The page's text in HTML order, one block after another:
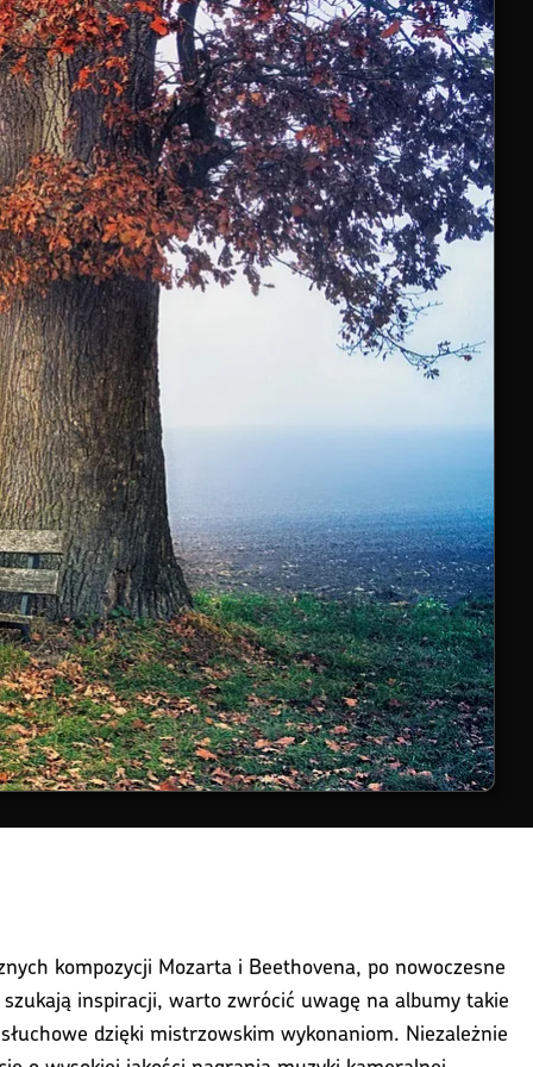
kompozycji Mozarta i Beethovena, po nowoczesne
inspiracji, warto zwrócić uwagę na albumy takie
dzięki mistrzowskim wykonaniom. Niezależnie